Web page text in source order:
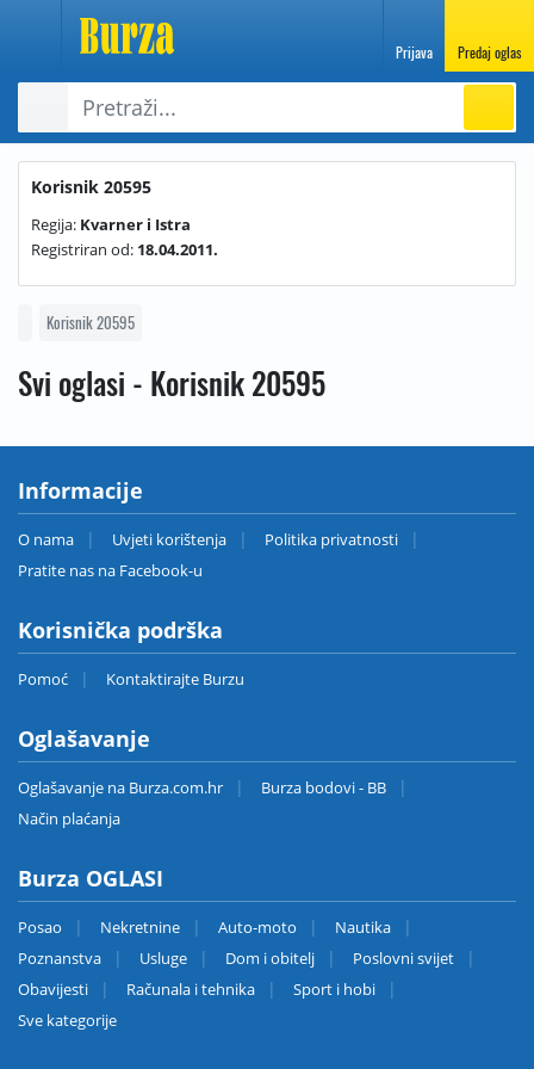
Prijava Predaj oglas
Korisnik 20595
Regija: Kvarner i Istra
Registriran od: 18.04.2011.
Korisnik 20595
Svi oglasi - Korisnik 20595
Informacije
O nama Uvjeti korištenja
Politika privatnosti
Pratite nas na Facebook-u
Korisnička podrška
Pomoć Kontaktirajte Burzu
Oglašavanje
Oglašavanje na Burza.com.hr
Burza bodovi - BB
Način plaćanja
Burza OGLASI
Posao Nekretnine Auto-moto
Nautika
Poznanstva
Usluge Dom i obitelj
Poslovni svijet
Obavijesti
Računala i tehnika
Sport i hobi
Sve kategorije